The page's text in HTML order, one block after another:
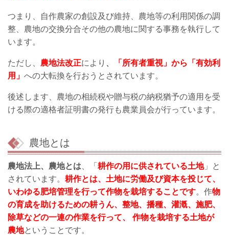
つまり、自作農家の創設及び維持、農地等の利用関係の調
整、農地の交換分合その他の農地に関する事務を執行して
います。
ただし、 農地法改正により
「所有者重視」から「有効利
用」 への大転換を行おうとされています。
後述します、農地の相続税や贈与税の納税猶予の適用を受
ける際の適格者証明書の発行も農業員会が行っています。
農地とは
農地法上、農地とは 、「 耕作の用に供されている土地」と
されています。 耕作とは、土地に労働及び資本を投じて、
いわゆる肥培管理を行って作物を栽培することです。作物
の育成を助けるための耕うん、整地、播種、灌漑、施肥、
除草などの一連の作業を行って、 作物を栽培する土地が
農地ということです。